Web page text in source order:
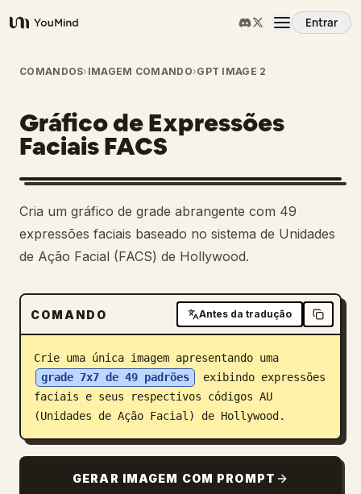
YouMind
Entrar
Visão Geral
Casos de Uso
Habilidades
Prompts
Baixar
Blog
Atualizações
COMANDOS› IMAGEM COMANDO›GPT IMAGE 2
Gráfico de Expressões
Faciais FACS
Cria um gráfico de grade abrangente com 49
expressões faciais baseado no sistema de Unidades
de Ação Facial (FACS) de Hollywood.
COMANDO Antes da tradução
Crie uma única imagem apresentando uma
grade 7x7 de 49 padrões
exibindo expressões
faciais e seus respectivos códigos AU
(Unidades de Ação Facial) de Hollywood.
GERAR IMAGEM COM PROMPT